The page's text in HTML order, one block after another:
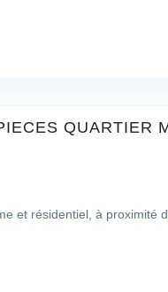
QUARTIER
et résidentiel, à proximité